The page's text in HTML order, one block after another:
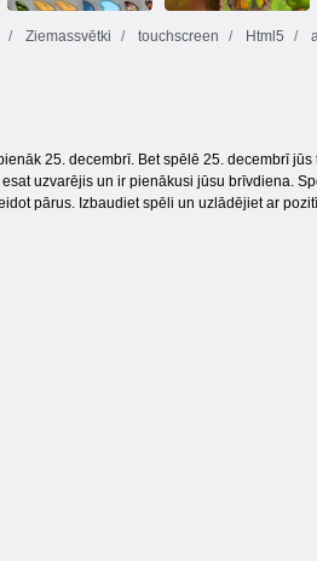
Ziemassvētki touchscreen Html5
25. decembrī. Bet spēlē 25. decembrī
uzvarējis un ir pienākusi jūsu brīvdiena.
pārus. Izbaudiet spēli un uzlādējiet ar